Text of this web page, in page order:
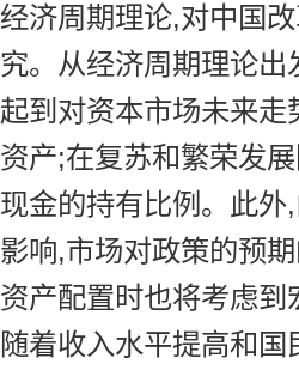
经济周期理论,对中国
究。从经济周期理论
起到对资本市场未来
资产;在复苏和繁荣发
现金的持有比例。此
影响,市场对政策的预
资产配置时也将考虑
随着收入水平提高和